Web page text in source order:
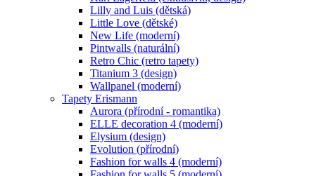
Lilly and Luis (dětská)
Little Love (dětské)
New Life (moderní)
Pintwalls (naturální)
Retro Chic (retro tapety)
Titanium 3 (design)
Wallpanel (moderní)
Tapety Erismann
Aurora (přírodní - romantika)
ELLE decoration 4 (moderní)
Elysium (design)
Evolution (přírodní)
Fashion for walls 4 (moderní)